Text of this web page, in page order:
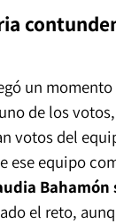
un
de los
votos del
ese equipo
Bahamón
el reto,